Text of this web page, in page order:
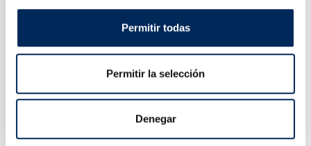
Permitir todas
Permitir la selección
Denegar